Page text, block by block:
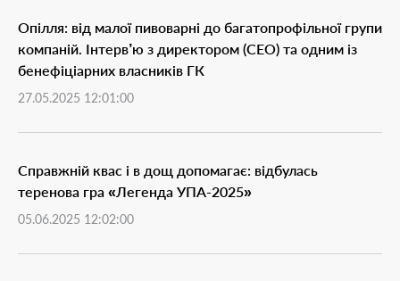
Опілля: від малої пивоварні до багатопрофільної групи
компаній. Інтерв’ю з директором (СЕО) та одним із
бенефіціарних власників ГК
27.05.2025 12:01:00
Справжній квас і в дощ допомагає: відбулась
теренова гра «Легенда УПА-2025»
05.06.2025 12:02:00